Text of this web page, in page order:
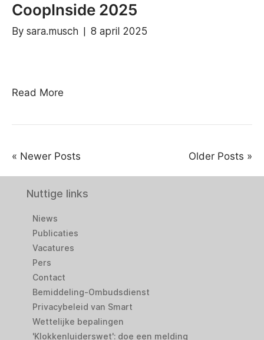
CoopInside 2025
By sara.musch 8 april 2025
Read More
« Newer Posts Older Posts »
Nuttige links
Niews
Publicaties
Vacatures
Pers
Contact
Bemiddeling-Ombudsdienst
Privacybeleid van Smart
Wettelijke bepalingen
'Klokkenluiderswet': doe een melding